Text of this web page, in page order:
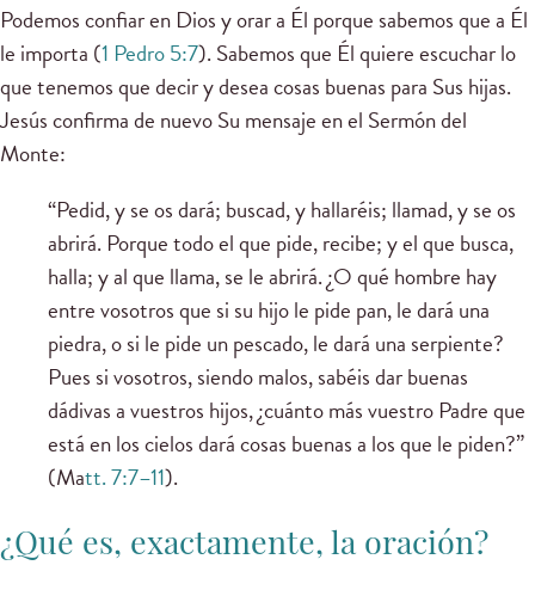
Podemos confiar en Dios y orar a Él porque sabemos que a Él
le importa (1 Pedro 5:7). Sabemos que Él quiere escuchar lo
que tenemos que decir y desea cosas buenas para Sus hijas.
Jesús confirma de nuevo Su mensaje en el Sermón del
Monte:
“Pedid, y se os dará; buscad, y hallaréis; llamad, y se os
abrirá. Porque todo el que pide, recibe; y el que busca,
halla; y al que llama, se le abrirá. ¿O qué hombre hay
entre vosotros que si su hijo le pide pan, le dará una
piedra, o si le pide un pescado, le dará una serpiente?
Pues si vosotros, siendo malos, sabéis dar buenas
dádivas a vuestros hijos, ¿cuánto más vuestro Padre que
está en los cielos dará cosas buenas a los que le piden?”
(Matt. 7:7–11).
¿Qué es, exactamente, la oración?